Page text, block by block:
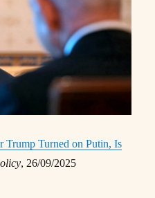
Trump Turned on Putin, Is
, 26/09/2025